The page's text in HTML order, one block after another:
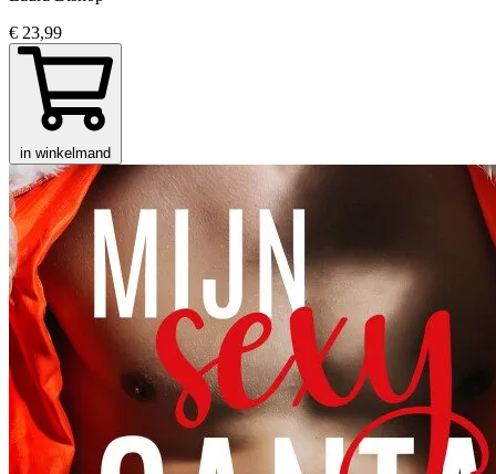
€ 23,99
in winkelmand